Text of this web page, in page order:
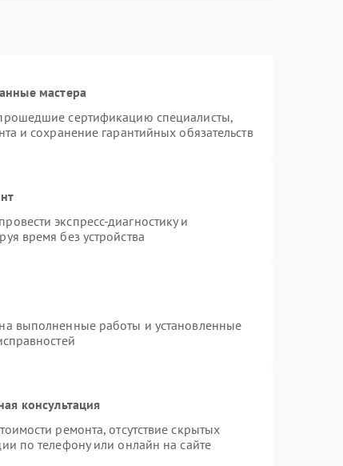
мастера
сертификацию специалисты,
и сохранение гарантийных обязательств
экспресс-диагностику и
время без устройства
выполненные работы и установленные
консультация
ремонта, отсутствие скрытых
по телефону или онлайн на сайте